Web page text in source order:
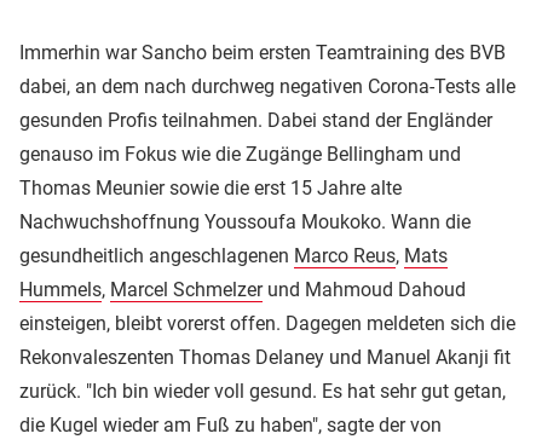
Immerhin war Sancho beim ersten Teamtraining des BVB
dabei, an dem nach durchweg negativen Corona-Tests alle
gesunden Profis teilnahmen. Dabei stand der Engländer
genauso im Fokus wie die Zugänge Bellingham und
Thomas Meunier sowie die erst 15 Jahre alte
Nachwuchshoffnung Youssoufa Moukoko. Wann die
gesundheitlich angeschlagenen Marco Reus, Mats
Hummels, Marcel Schmelzerund Mahmoud Dahoud
einsteigen, bleibt vorerst offen. Dagegen meldeten sich die
Rekonvaleszenten Thomas Delaney und Manuel Akanji fit
zurück. "Ich bin wieder voll gesund. Es hat sehr gut getan,
die Kugel wieder am Fuß zu haben", sagte der von